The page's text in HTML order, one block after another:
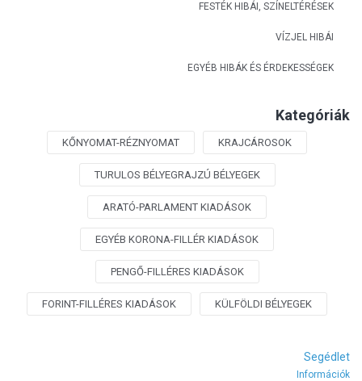
FESTÉK HIBÁI, SZÍNELTÉRÉSEK
VÍZJEL HIBÁI
EGYÉB HIBÁK ÉS ÉRDEKESSÉGEK
Kategóriák
KŐNYOMAT-RÉZNYOMAT KRAJCÁROSOK
TURULOS BÉLYEGRAJZÚ BÉLYEGEK
ARATÓ-PARLAMENT KIADÁSOK
EGYÉB KORONA-FILLÉR KIADÁSOK
PENGŐ-FILLÉRES KIADÁSOK
FORINT-FILLÉRES KIADÁSOK KÜLFÖLDI BÉLYEGEK
Segédlet
Információk